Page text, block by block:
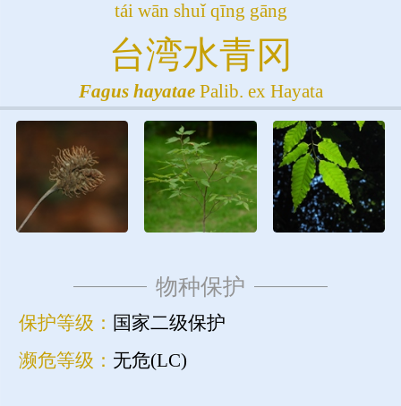
tái wān shuǐ qīng gāng
台湾水青冈
Fagus hayataePalib. ex Hayata
物种保护
保护等级： 国家二级保护
濒危等级： 无危(LC)